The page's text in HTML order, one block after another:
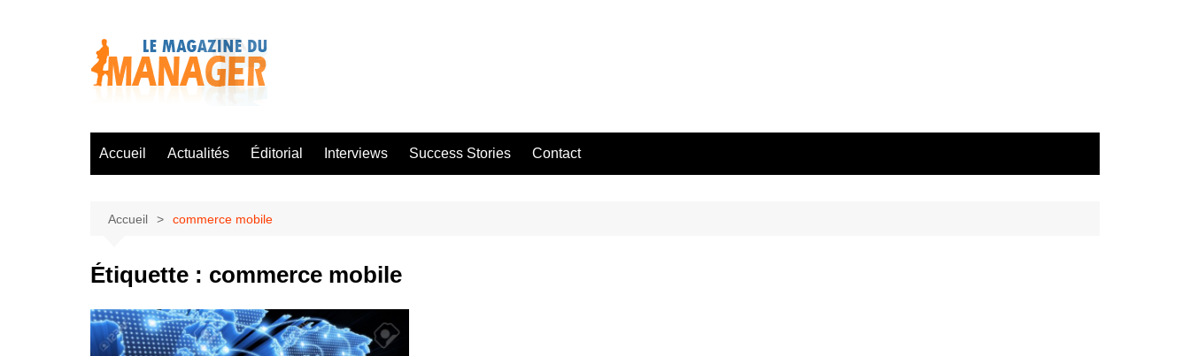
Accueil Actualités Éditorial Interviews Success Stories Contact
Accueil commerce mobile
Étiquette : commerce mobile